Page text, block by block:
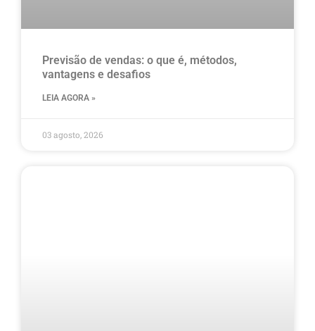
Previsão de vendas: o que é, métodos,
vantagens e desafios
LEIA AGORA »
03 agosto, 2026